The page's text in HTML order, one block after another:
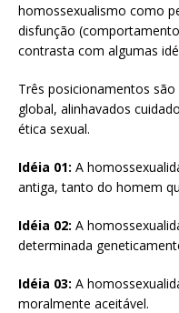
homossexualismo como
disfunção
contrasta com algumas
Três posicionamentos
global, alinhavados
ética sexual.
Idéia 01: A
antiga, tanto do homem
Idéia 02: A
determinada
Idéia 03: A
moralmente aceitável.